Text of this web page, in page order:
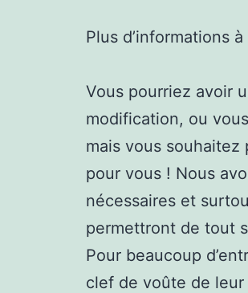
Plus d’informations
Vous pourriez avoir
modification, ou
mais vous
pour vous ! Nous
nécessaires et
permettront de tout
Pour beaucoup
clef de voûte de